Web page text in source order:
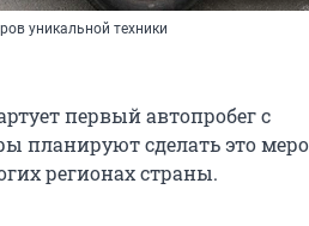
уникальной техники
первый автопробег с
планируют сделать это
регионах страны.